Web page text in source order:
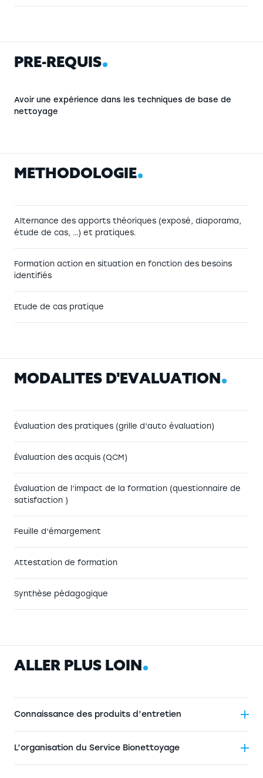
PRÉ-REQUIS
Avoir une expérience dans les techniques de base de
nettoyage
MÉTHODOLOGIE
Alternance des apports théoriques (exposé, diaporama,
étude de cas, …) et pratiques.
Formation action en situation en fonction des besoins
identifiés
Etude de cas pratique
MODALITÉS D'ÉVALUATION
Évaluation des pratiques (grille d’auto évaluation)
Évaluation des acquis (QCM)
Évaluation de l’impact de la formation (questionnaire de
satisfaction )
Feuille d’émargement
Attestation de formation
Synthèse pédagogique
ALLER PLUS LOIN
Connaissance des produits d’entretien
L’organisation du Service Bionettoyage